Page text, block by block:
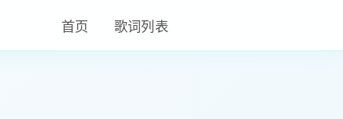
首页 歌词列表